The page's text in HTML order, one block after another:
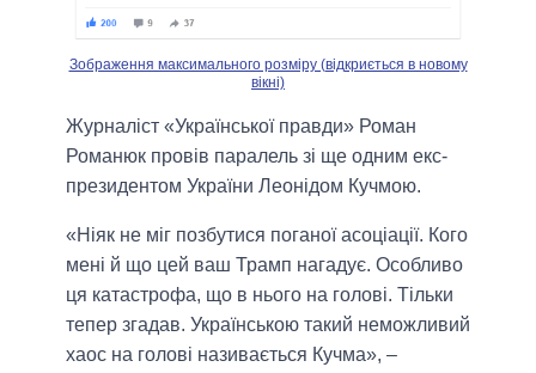
Зображення максимального розміру (відкриється в новому
вікні)
Журналіст «Української правди» Роман
Романюк провів паралель зі ще одним екс-
президентом України Леонідом Кучмою.
«Ніяк не міг позбутися поганої асоціації. Кого
мені й що цей ваш Трамп нагадує. Особливо
ця катастрофа, що в нього на голові. Тільки
тепер згадав. Українською такий неможливий
хаос на голові називається Кучма», –